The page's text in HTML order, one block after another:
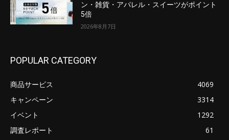
ン・雑貨・アパレル・スイーツがポイント
5倍
2026年8月7日
POPULAR CATEGORY
商品サービス
4069
キャンペーン
3314
イベント
1292
調査レポート
61